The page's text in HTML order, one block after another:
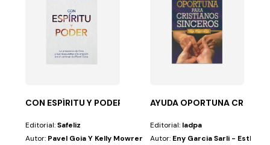
por...
que no tienen suficiente tiempo para conciliar sus...
CON ESPÍRITU Y PODER
Editorial:Safeliz
Autor: Pavel Goia Y Kelly Mowrer
AYUDA OPORTUNA
Editorial: Iadpa
Autor: Eny Garcia Sarli - Esther